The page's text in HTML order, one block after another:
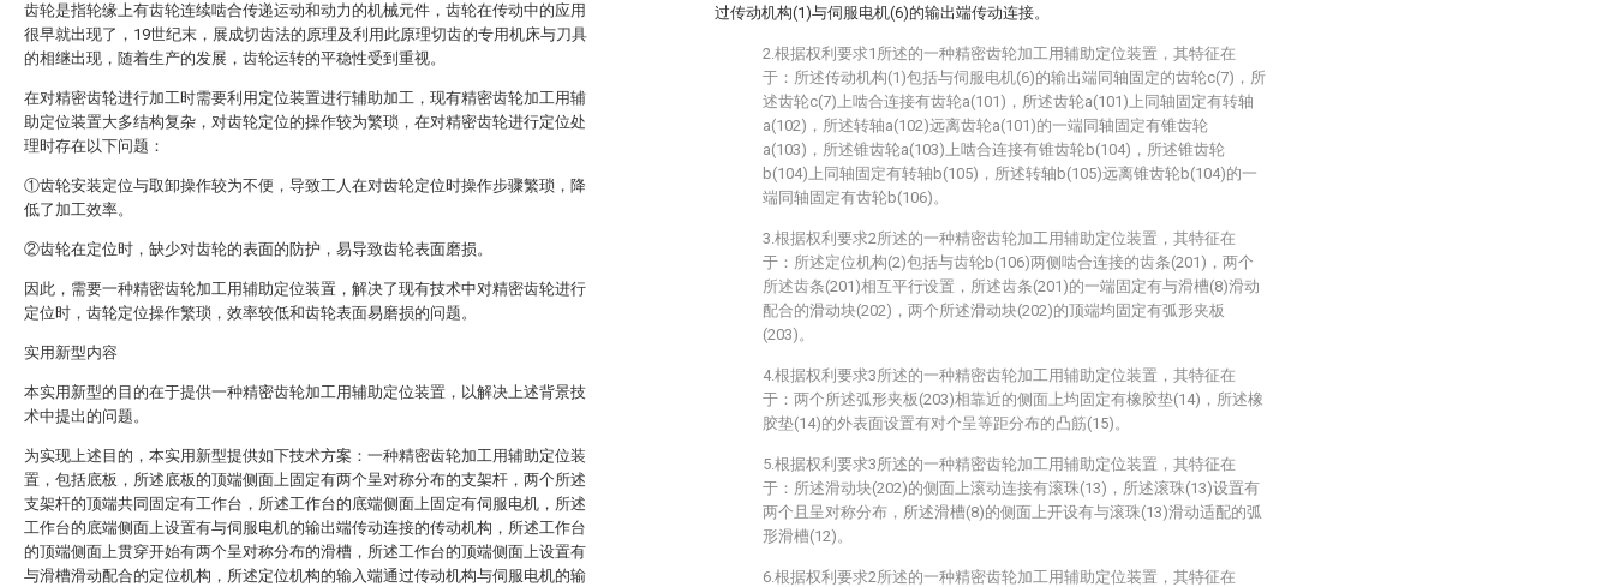
齿轮是指轮缘上有齿轮连续啮合传递运动和动力的机械元件，齿轮在传动中的应用
很早就出现了，19世纪末，展成切齿法的原理及利用此原理切齿的专用机床与刀具
的相继出现，随着生产的发展，齿轮运转的平稳性受到重视。
在对精密齿轮进行加工时需要利用定位装置进行辅助加工，现有精密齿轮加工用辅
助定位装置大多结构复杂，对齿轮定位的操作较为繁琐，在对精密齿轮进行定位处
理时存在以下问题：
①齿轮安装定位与取卸操作较为不便，导致工人在对齿轮定位时操作步骤繁琐，降
低了加工效率。
②齿轮在定位时，缺少对齿轮的表面的防护，易导致齿轮表面磨损。
因此，需要一种精密齿轮加工用辅助定位装置，解决了现有技术中对精密齿轮进行
定位时，齿轮定位操作繁琐，效率较低和齿轮表面易磨损的问题。
实用新型内容
本实用新型的目的在于提供一种精密齿轮加工用辅助定位装置，以解决上述背景技
术中提出的问题。
为实现上述目的，本实用新型提供如下技术方案：一种精密齿轮加工用辅助定位装
置，包括底板，所述底板的顶端侧面上固定有两个呈对称分布的支架杆，两个所述
支架杆的顶端共同固定有工作台，所述工作台的底端侧面上固定有伺服电机，所述
工作台的底端侧面上设置有与伺服电机的输出端传动连接的传动机构，所述工作台
的顶端侧面上贯穿开始有两个呈对称分布的滑槽，所述工作台的顶端侧面上设置有
与滑槽滑动配合的定位机构，所述定位机构的输入端通过传动机构与伺服电机的输
过传动机构(1)与伺服电机(6)的输出端传动连接。
2.根据权利要求1所述的一种精密齿轮加工用辅助定位装置，其特征在
于：所述传动机构(1)包括与伺服电机(6)的输出端同轴固定的齿轮c(7)，所
述齿轮c(7)上啮合连接有齿轮a(101)，所述齿轮a(101)上同轴固定有转轴
a(102)，所述转轴a(102)远离齿轮a(101)的一端同轴固定有锥齿轮
a(103)，所述锥齿轮a(103)上啮合连接有锥齿轮b(104)，所述锥齿轮
b(104)上同轴固定有转轴b(105)，所述转轴b(105)远离锥齿轮b(104)的一
端同轴固定有齿轮b(106)。
3.根据权利要求2所述的一种精密齿轮加工用辅助定位装置，其特征在
于：所述定位机构(2)包括与齿轮b(106)两侧啮合连接的齿条(201)，两个
所述齿条(201)相互平行设置，所述齿条(201)的一端固定有与滑槽(8)滑动
配合的滑动块(202)，两个所述滑动块(202)的顶端均固定有弧形夹板
(203)。
4.根据权利要求3所述的一种精密齿轮加工用辅助定位装置，其特征在
于：两个所述弧形夹板(203)相靠近的侧面上均固定有橡胶垫(14)，所述橡
胶垫(14)的外表面设置有对个呈等距分布的凸筋(15)。
5.根据权利要求3所述的一种精密齿轮加工用辅助定位装置，其特征在
于：所述滑动块(202)的侧面上滚动连接有滚珠(13)，所述滚珠(13)设置有
两个且呈对称分布，所述滑槽(8)的侧面上开设有与滚珠(13)滑动适配的弧
形滑槽(12)。
6.根据权利要求2所述的一种精密齿轮加工用辅助定位装置，其特征在